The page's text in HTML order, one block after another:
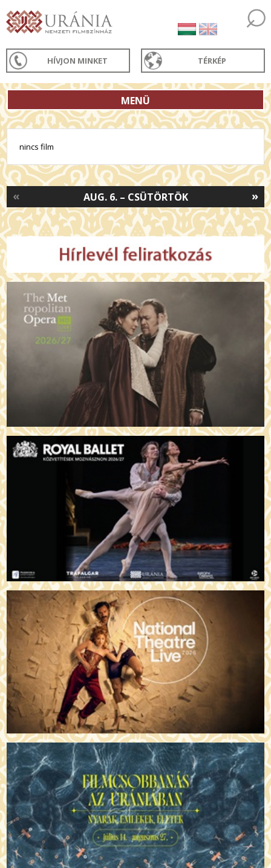
HÍVJON MINKET TÉRKÉP
MENÜ
nincs film
»
AUG. 6. – CSÜTÖRTÖK
«